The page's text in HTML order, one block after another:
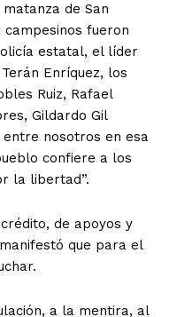
de San
campesinos fueron
estatal, el líder
Enríquez, los
Ruiz, Rafael
Gildardo Gil
entre nosotros en esa
confiere a los
la libertad”.
de apoyos y
que para el
a la mentira, al